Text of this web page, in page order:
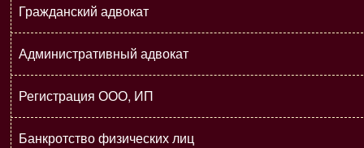
Гражданский адвокат
Административный адвокат
Регистрация ООО, ИП
Банкротство физических лиц